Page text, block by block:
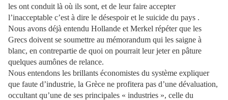
les ont conduit là où ils sont, et de leur faire accepter
l’inacceptable c’est à dire le désespoir et le suicide du pays .
Nous avons déjà entendu Hollande et Merkel répéter que les
Grecs doivent se soumettre au mémorandum qui les saigne à
blanc, en contrepartie de quoi on pourrait leur jeter en pâture
quelques aumônes de relance.
Nous entendons les brillants économistes du système expliquer
que faute d’industrie, la Grèce ne profitera pas d’une dévaluation,
occultant qu’une de ses principales « industries », celle du